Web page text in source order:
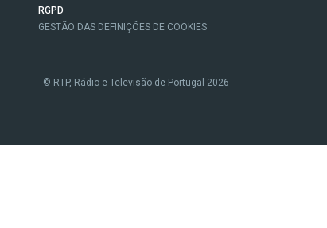
RGPD
GESTÃO DAS DEFINIÇÕES DE COOKIES
© RTP, Rádio e Televisão de Portugal 2026